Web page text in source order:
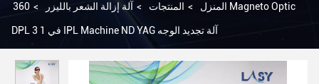
المنزل > المنتجات > آلة إزالة الشعر بالليزر >
360 Magneto Optic
DPL 3 في 1 IPL Machine ND YAG آلة تجديد الوجه